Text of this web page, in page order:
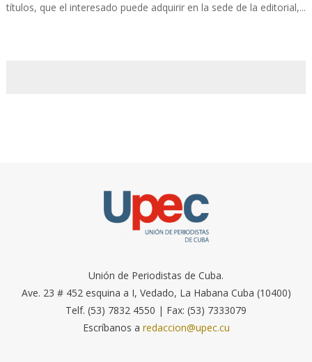
títulos, que el interesado puede adquirir en la sede de la editorial,...
Unión de Periodistas de Cuba.
Ave. 23 # 452 esquina a I, Vedado, La Habana Cuba (10400)
Telf. (53) 7832 4550 | Fax: (53) 7333079
Escríbanos a redaccion@upec.cu